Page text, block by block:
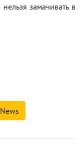
замачивать в